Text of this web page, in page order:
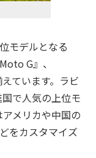
モデルとなる
G』、
ています。ラビ
で人気の上位モ
メリカや中国の
をカスタマイズ